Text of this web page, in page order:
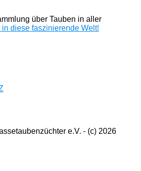
über Tauben in aller
diese faszinierende Welt!
e.V. - (c) 2026